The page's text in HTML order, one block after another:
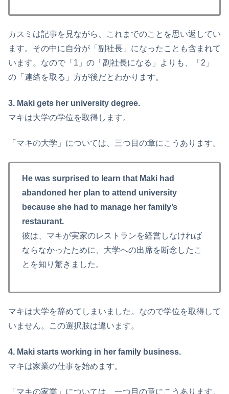
カスミは記事を見ながら、これまでのことを思い返してい
ます。その中に自分が「副社長」になったことも含まれて
います。なので「1」の「副社長になる」よりも、「2」
の「連絡を取る」方が後だとわかります。
3. Maki gets her university degree.
マキは大学の学位を取得します。
「マキの大学」については、三つ目の章にこうあります。
He was surprised to learn that Maki had
abandoned her plan to attend university
because she had to manage her family’s
restaurant.
彼は、マキが実家のレストランを経営しなければ
ならなかったために、大学への出席を断念したこ
とを知り驚きました。
マキは大学を辞めてしまいました。なので学位を取得して
いません。この選択肢は違います。
4. Maki starts working in her family business.
マキは家業の仕事を始めます。
「マキの家業」については、一つ目の章にこうあります。